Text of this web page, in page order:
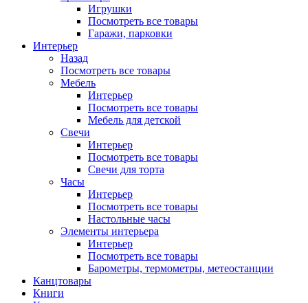
Игрушки
Посмотреть все товары
Гаражи, парковки
Интерьер
Назад
Посмотреть все товары
Мебель
Интерьер
Посмотреть все товары
Мебель для детской
Свечи
Интерьер
Посмотреть все товары
Свечи для торта
Часы
Интерьер
Посмотреть все товары
Настольные часы
Элементы интерьера
Интерьер
Посмотреть все товары
Барометры, термометры, метеостанции
Канцтовары
Книги